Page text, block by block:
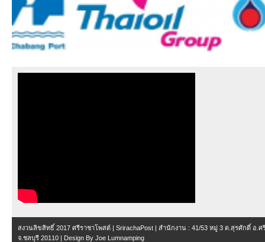
สงวนลิขสิทธิ์ 2017 ศรีราชาโพสต์ | SrirachaPost | สำนักงาน : 41/53 หมู่ 3 ต.สุรศักดิ์ อ.ศ
จ.ชลบุรี 20110 | Design By Joe Lumnamping